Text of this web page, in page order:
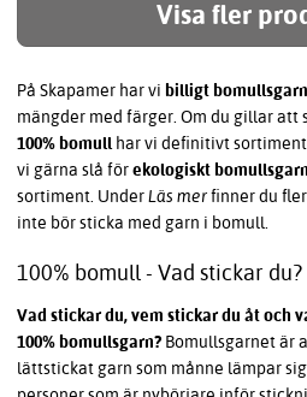
Visa fler
På Skapamer har vi billigt bomullsgarn
mängder med färger. Om du gillar att
100% bomullhar vi definitivt
vi gärna slå förekologiskt bomullsgarn
sortiment. UnderLäs merfinner du
inte bör sticka med garn i bomull.
100% bomull - Vad stickar du?
Vad stickar du, vem stickar du åt och
100% bomullsgarn? Bomullsgarnet är
lättstickat garn som månne lämpar